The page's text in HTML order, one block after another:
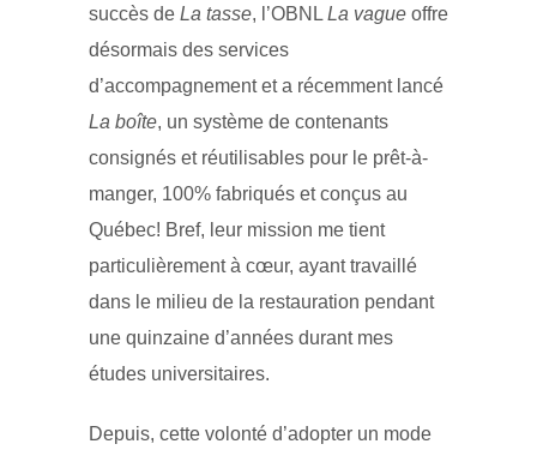
succès de La tasse, l’OBNL La vague offre
désormais des services
d’accompagnement et a récemment lancé
La boîte, un système de contenants
consignés et réutilisables pour le prêt-à-
manger, 100% fabriqués et conçus au
Québec! Bref, leur mission me tient
particulièrement à cœur, ayant travaillé
dans le milieu de la restauration pendant
une quinzaine d’années durant mes
études universitaires.
Depuis, cette volonté d’adopter un mode